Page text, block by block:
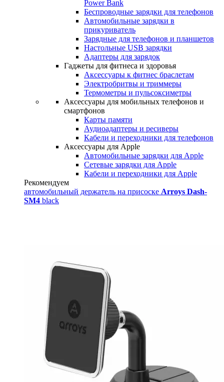
Power Bank
Беспроводные зарядки для телефонов
Автомобильные зарядки в
прикуриватель
Зарядные для телефонов и планшетов
Настольные USB зарядки
Адаптеры для зарядок
Гаджеты для фитнеса и здоровья
Аксессуары к фитнес браслетам
Электробритвы и триммеры
Термометры и пульсоксиметры
Аксессуары для мобильных телефонов и
смартфонов
Карты памяти
Аудиоадаптеры и ресиверы
Кабели и переходники для телефонов
Аксессуары для Apple
Автомобильные зарядки для Apple
Сетевые зарядки для Apple
Кабели и переходники для Apple
Рекомендуем
автомобильный держатель на присоске Arroys Dash-
SM4 black